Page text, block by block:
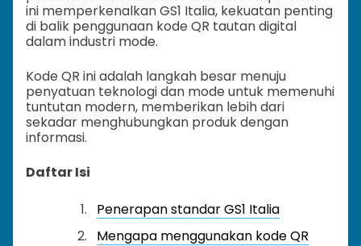
ini memperkenalkan GS1 Italia, kekuatan penting
di balik penggunaan kode QR tautan digital
dalam industri mode.
Kode QR ini adalah langkah besar menuju
penyatuan teknologi dan mode untuk memenuhi
tuntutan modern, memberikan lebih dari
sekadar menghubungkan produk dengan
informasi.
Daftar Isi
Penerapan standar GS1 Italia
Mengapa menggunakan kode QR